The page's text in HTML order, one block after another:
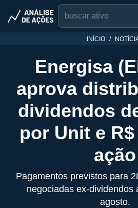
INÍCIO
Energisa
aprova
dividendos
por Unit e
ação
Pagamentos previstos para
negociadas ex-dividendos
agosto.